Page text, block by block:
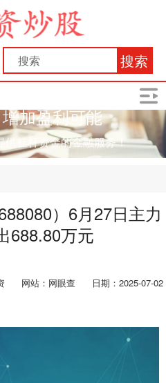
搜索
加盈利可能
供杠杆资金的金融服务！
）6月27日主力
688.80万元
网站：网眼查
日期：2025-07-02